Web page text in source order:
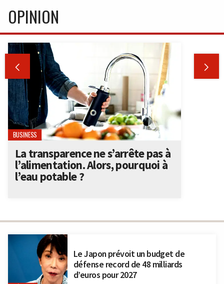
Le Japon prévoit un budget de
défense record de 48 milliards
d’euros pour 2027
OPINION
 
BUSINESS
La transparence ne s’arrête pas à
l’alimentation. Alors, pourquoi à
l’eau potable ?